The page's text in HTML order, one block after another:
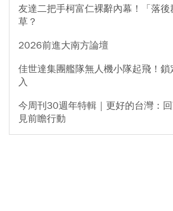
友達二把手柯富仁裸辭內幕！「落
草？
2026前進大南方論壇
佳世達集團艦隊無人機小隊起飛！
入
今周刊30週年特輯｜更好的台灣：
見前瞻行動